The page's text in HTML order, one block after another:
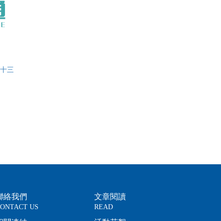
三
絡我們
US
文章閱讀
READ